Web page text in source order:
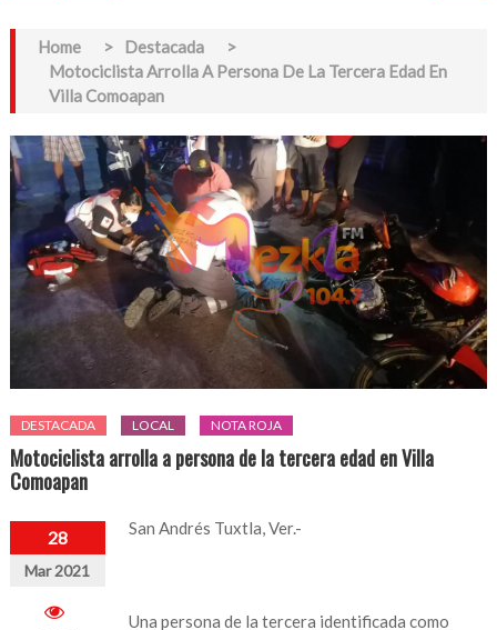
Home > Destacada
>
Motociclista Arrolla A Persona De La Tercera Edad En
Villa Comoapan
DESTACADA LOCAL NOTA ROJA
Motociclista arrolla a persona de la tercera edad en Villa
Comoapan
28
Mar 2021
San Andrés Tuxtla, Ver.-
Una persona de la tercera identificada como